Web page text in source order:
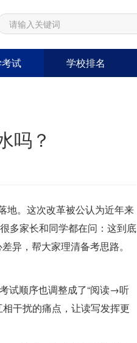
试 学校排名
吗？
地。这次改革被公认为近年来
多家长和同学都在问：这到底
异，帮大家理清备考思路。
试顺序也调整成了“阅读→听
干扰的痛点，让读写发挥更